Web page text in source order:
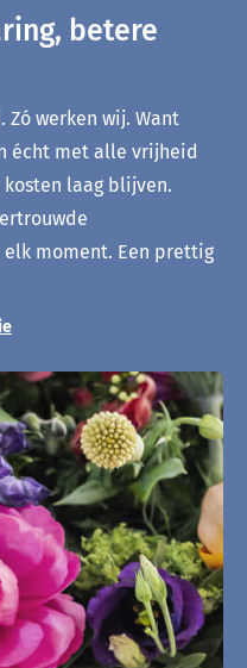
betere
werken wij. Want
écht met alle vrijheid
laag blijven.
moment. Een prettig